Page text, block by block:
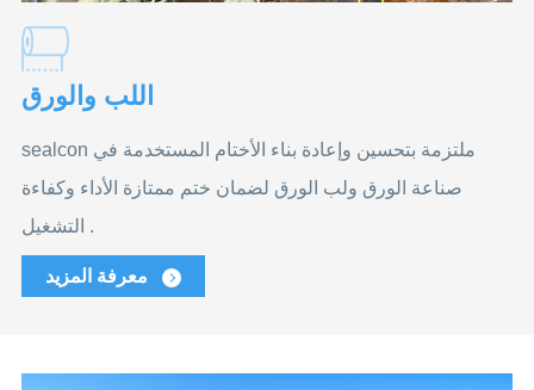
اللب والورق
sealcon ملتزمة بتحسين وإعادة بناء الأختام المستخدمة في
صناعة الورق ولب الورق لضمان ختم ممتازة الأداء وكفاءة
التشغيل .